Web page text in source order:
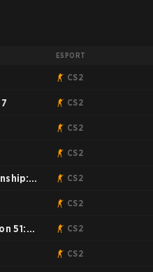
ESPORT
CS2
CS2
CS2
CS2
CS2
CS2
51: CS2
CS2